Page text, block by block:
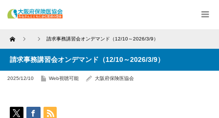
Home 請求事務講習会オンデマンド（12/10～2026/3/9）
請求事務講習会オンデマンド（12/10～2026/3/9）
2025/12/10 Web視聴可能 大阪府保険医協会